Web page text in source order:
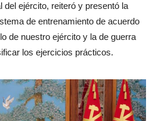
del ejército, reiteró y presentó la
de entrenamiento de acuerdo
de nuestro ejército y la de guerra
los ejercicios prácticos.